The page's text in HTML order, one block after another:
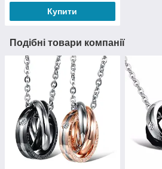
Купити
Подібні товари компанії